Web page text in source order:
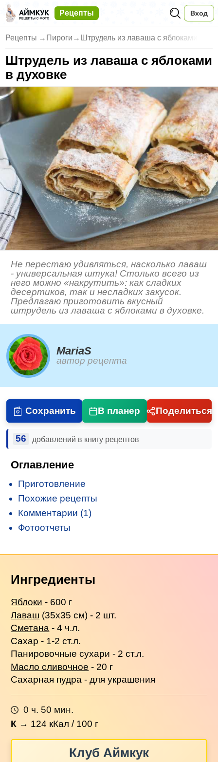
Рецепты Вход
Рецепты → Пироги → Штрудель из лаваша с яблоками
Штрудель из лаваша с яблоками
в духовке
Не перестаю удивляться, насколько лаваш
- универсальная штука! Столько всего из
него можно «накрутить»: как сладких
десертиков, так и несладких закусок.
Предлагаю приготовить вкусный
штрудель из лаваша с яблоками в духовке.
MariaS
автор рецепта
Сохранить В планер Поделиться
56 добавлений в книгу рецептов
Оглавление
Приготовление
Похожие рецепты
Комментарии (1)
Фотоотчеты
Ингредиенты
Яблоки - 600 г
Лаваш (35х35 см) - 2 шт.
Сметана - 4 ч.л.
Сахар - 1-2 ст.л.
Панировочные сухари - 2 ст.л.
Масло сливочное - 20 г
Сахарная пудра - для украшения
0 ч. 50 мин.
К → 124 кКал / 100 г
Клуб Аймкук